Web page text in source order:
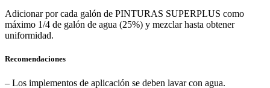
Adicionar por cada galón de PINTURAS SUPERPLUS como
máximo 1/4 de galón de agua (25%) y mezclar hasta obtener
uniformidad.
Recomendaciones
– Los implementos de aplicación se deben lavar con agua.